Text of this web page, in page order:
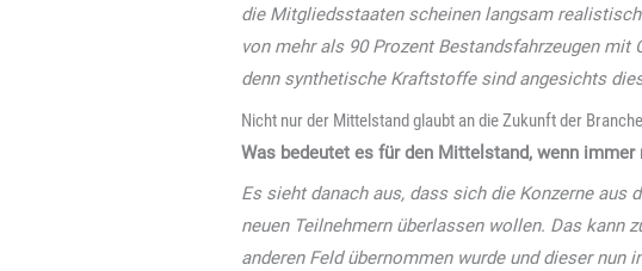
die Mitgliedsstaaten scheinen langsam
von mehr als 90 Prozent Bestandsfahrzeugen
denn synthetische Kraftstoffe sind angesichts
Nicht nur der Mittelstand glaubt an die Zukunft der Branche
Was bedeutet es für den Mittelstand, wenn
Es sieht danach aus, dass sich die Konzerne
neuen Teilnehmern überlassen wollen. Das kann
anderen Feld übernommen wurde und dieser